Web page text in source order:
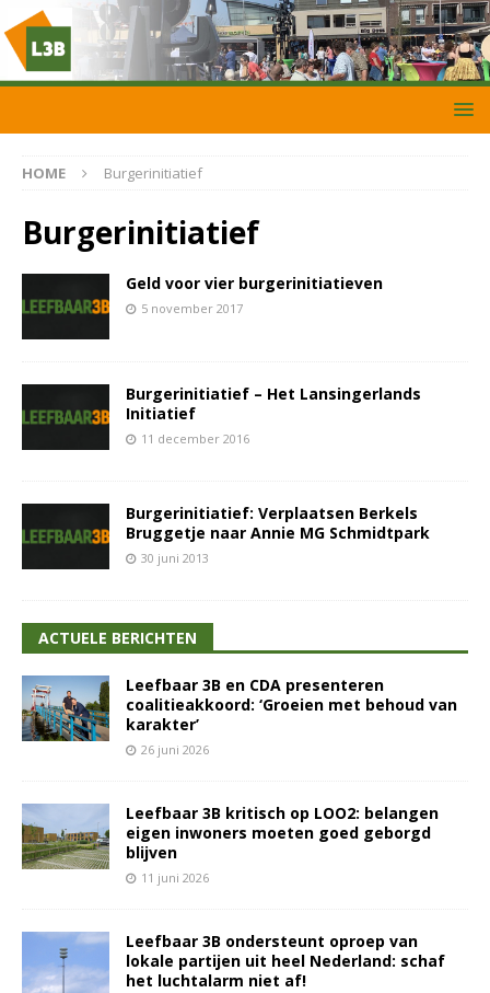
HOME Burgerinitiatief
Burgerinitiatief
Geld voor vier burgerinitiatieven
5 november 2017
Burgerinitiatief – Het Lansingerlands
Initiatief
11 december 2016
Burgerinitiatief: Verplaatsen Berkels
Bruggetje naar Annie MG Schmidtpark
30 juni 2013
ACTUELE BERICHTEN
Leefbaar 3B en CDA presenteren
coalitieakkoord: ‘Groeien met behoud van
karakter’
26 juni 2026
Leefbaar 3B kritisch op LOO2: belangen
eigen inwoners moeten goed geborgd
blijven
11 juni 2026
Leefbaar 3B ondersteunt oproep van
lokale partijen uit heel Nederland: schaf
het luchtalarm niet af!